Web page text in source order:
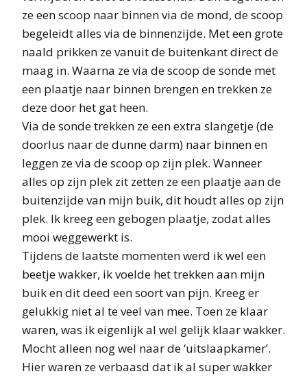
ze een scoop naar binnen via de mond, de scoop
begeleidt alles via de binnenzijde. Met een grote
naald prikken ze vanuit de buitenkant direct de
maag in. Waarna ze via de scoop de sonde met
een plaatje naar binnen brengen en trekken ze
deze door het gat heen.
Via de sonde trekken ze een extra slangetje (de
doorlus naar de dunne darm) naar binnen en
leggen ze via de scoop op zijn plek. Wanneer
alles op zijn plek zit zetten ze een plaatje aan de
buitenzijde van mijn buik, dit houdt alles op zijn
plek. Ik kreeg een gebogen plaatje, zodat alles
mooi weggewerkt is.
Tijdens de laatste momenten werd ik wel een
beetje wakker, ik voelde het trekken aan mijn
buik en dit deed een soort van pijn. Kreeg er
gelukkig niet al te veel van mee. Toen ze klaar
waren, was ik eigenlijk al wel gelijk klaar wakker.
Mocht alleen nog wel naar de ‘uitslaapkamer’.
Hier waren ze verbaasd dat ik al super wakker